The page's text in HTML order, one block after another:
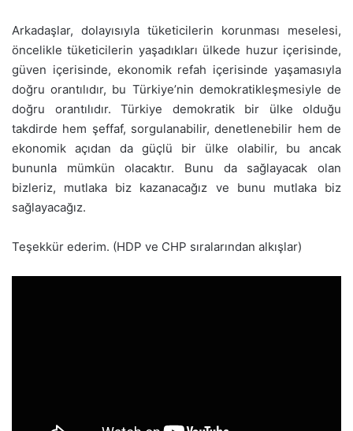
Arkadaşlar, dolayısıyla tüketicilerin korunması meselesi,
öncelikle tüketicilerin yaşadıkları ülkede huzur içerisinde,
güven içerisinde, ekonomik refah içerisinde yaşamasıyla
doğru orantılıdır, bu Türkiye’nin demokratikleşmesiyle de
doğru orantılıdır. Türkiye demokratik bir ülke olduğu
takdirde hem şeffaf, sorgulanabilir, denetlenebilir hem de
ekonomik açıdan da güçlü bir ülke olabilir, bu ancak
bununla mümkün olacaktır. Bunu da sağlayacak olan
bizleriz, mutlaka biz kazanacağız ve bunu mutlaka biz
sağlayacağız.
Teşekkür ederim. (HDP ve CHP sıralarından alkışlar)